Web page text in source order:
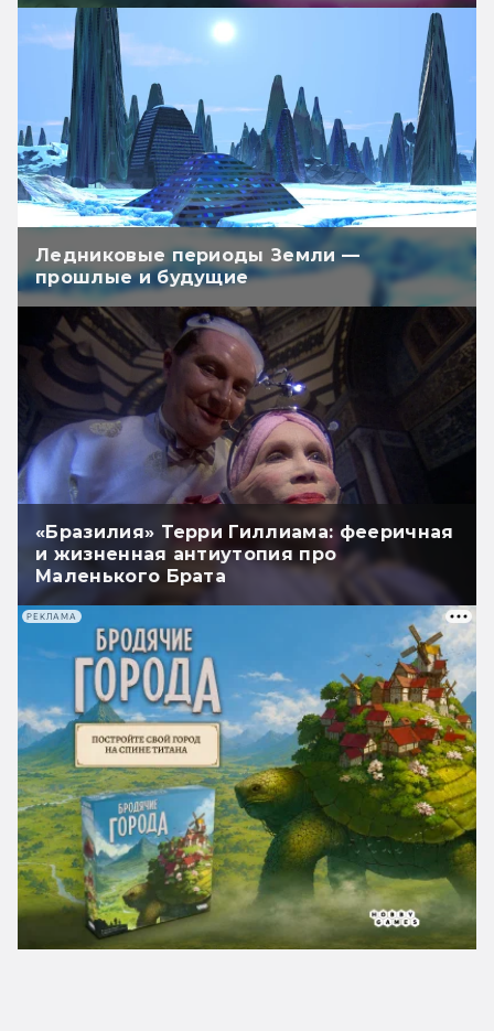
Ледниковые периоды Земли —
прошлые и будущие
«Бразилия» Терри Гиллиама: фееричная
и жизненная антиутопия про
Маленького Брата
РЕКЛАМА